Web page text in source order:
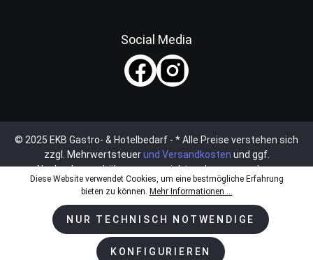
Social Media
© 2025 EKB Gastro- & Hotelbedarf - * Alle Preise verstehen sich
zzgl. Mehrwertsteuerund Versandkosten und ggf.
Nachnahmegebühren, wenn nicht anders angegeben.
Diese Website verwendet Cookies, um eine bestmögliche Erfahrung
bieten zu können. Mehr Informationen ...
NUR TECHNISCH NOTWENDIGE
KONFIGURIEREN